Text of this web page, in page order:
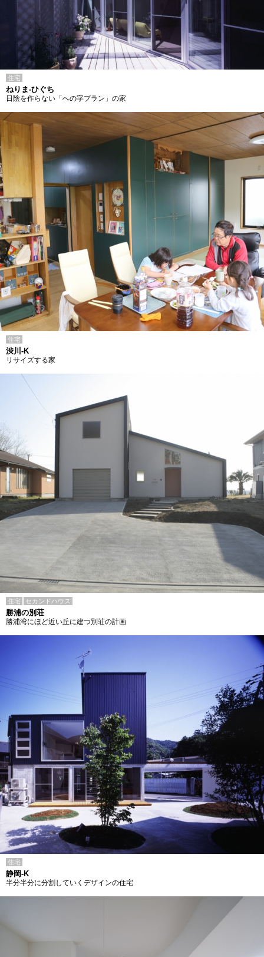
住宅
ねりま-ひぐち
日陰を作らない「への字プラン」の家
住宅
渋川-K
リサイズする家
住宅 セカンドハウス
勝浦の別荘
勝浦湾にほど近い丘に建つ別荘の計画
住宅
静岡-K
半分半分に分割していくデザインの住宅